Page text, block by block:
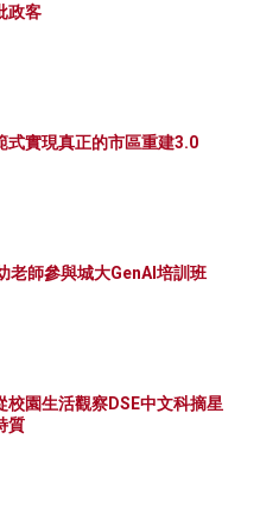
政客
式實現真正的市區重建3.0
老師參與城大GenAI培訓班
校園生活觀察DSE中文科摘星
質